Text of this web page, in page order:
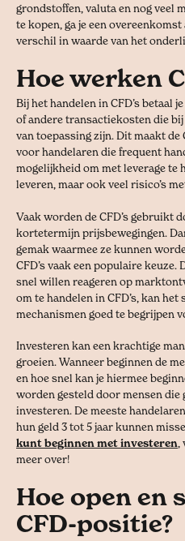
grondstoffen, valuta en nog veel
te kopen, ga je een
verschil in waarde van het
Hoe werken
Bij het handelen in CFD’s betaal
of andere transactiekosten die
van toepassing zijn. Dit maakt de
voor handelaren die frequent
mogelijkheid om met leverage te
leveren, maar ook veel risico’s
Vaak worden de CFD’s gebruikt
kortetermijn prijsbewegingen.
gemak waarmee ze kunnen
CFD’s vaak een populaire
snel willen reageren op
om te handelen in CFD’s, kan het
mechanismen goed te begrijpen
Investeren kan een krachtige
groeien. Wanneer beginnen de
en hoe snel kan je hiermee
worden gesteld door mensen die
investeren. De meeste
hun geld 3 tot 5 jaar kunnen
kunt beginnen met investeren,
meer over!
Hoe open en
CFD-positie?